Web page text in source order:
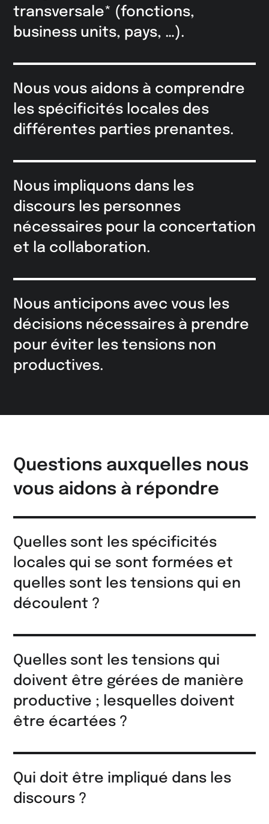
transversale* (fonctions,
business units, pays, …).
Nous vous aidons à comprendre
les spécificités locales des
différentes parties prenantes.
Nous impliquons dans les
discours les personnes
nécessaires pour la concertation
et la collaboration.
Nous anticipons avec vous les
décisions nécessaires à prendre
pour éviter les tensions non
productives.
Questions auxquelles nous
vous aidons à répondre
Quelles sont les spécificités
locales qui se sont formées et
quelles sont les tensions qui en
découlent ?
Quelles sont les tensions qui
doivent être gérées de manière
productive ; lesquelles doivent
être écartées ?
Qui doit être impliqué dans les
discours ?